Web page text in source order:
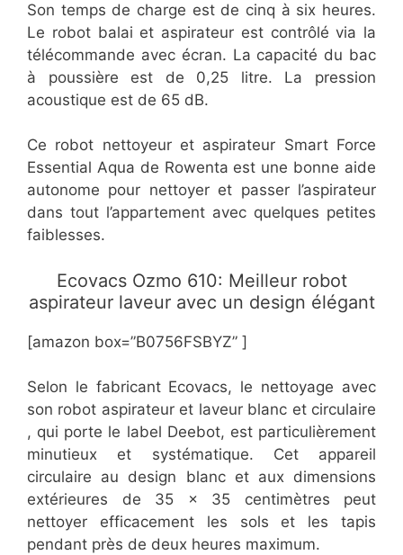
Son temps de charge est de cinq à six heures.
Le robot balai et aspirateur est contrôlé via la
télécommande avec écran. La capacité du bac
à poussière est de 0,25 litre. La pression
acoustique est de 65 dB.
Ce robot nettoyeur et aspirateur Smart Force
Essential Aqua de Rowenta est une bonne aide
autonome pour nettoyer et passer l’aspirateur
dans tout l’appartement avec quelques petites
faiblesses.
Ecovacs Ozmo 610: Meilleur robot
aspirateur laveur avec un design élégant
[amazon box=”B0756FSBYZ” ]
Selon le fabricant Ecovacs, le nettoyage avec
son robot aspirateur et laveur blanc et circulaire
, qui porte le label Deebot, est particulièrement
minutieux et systématique. Cet appareil
circulaire au design blanc et aux dimensions
extérieures de 35 × 35 centimètres peut
nettoyer efficacement les sols et les tapis
pendant près de deux heures maximum.